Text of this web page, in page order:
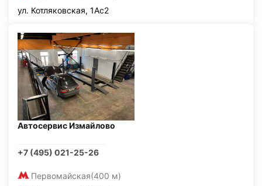
ул. Котляковская, 1Ас2
Автосервис Измайлово
+7 (495) 021-25-26
Первомайская(400 м)